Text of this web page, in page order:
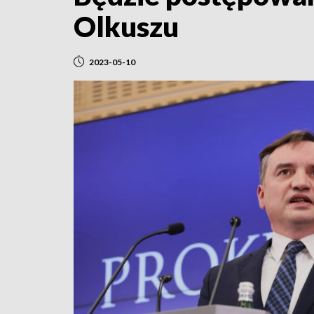
Olkuszu
2023-05-10